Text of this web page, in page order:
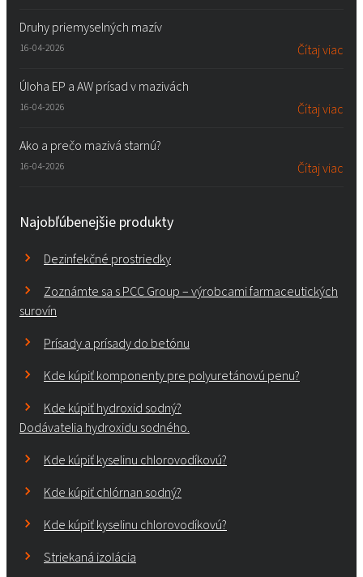
Druhy priemyselných mazív
16-04-2026 Čítaj viac
Úloha EP a AW prísad v mazivách
16-04-2026 Čítaj viac
Ako a prečo mazivá starnú?
16-04-2026 Čítaj viac
Najobľúbenejšie produkty
Dezinfekčné prostriedky
Zoznámte sa s PCC Group – výrobcami farmaceutických
surovín
Prísady a prísady do betónu
Kde kúpiť komponenty pre polyuretánovú penu?
Kde kúpiť hydroxid sodný?
Dodávatelia hydroxidu sodného.
Kde kúpiť kyselinu chlorovodíkovú?
Kde kúpiť chlórnan sodný?
Kde kúpiť kyselinu chlorovodíkovú?
Striekaná izolácia